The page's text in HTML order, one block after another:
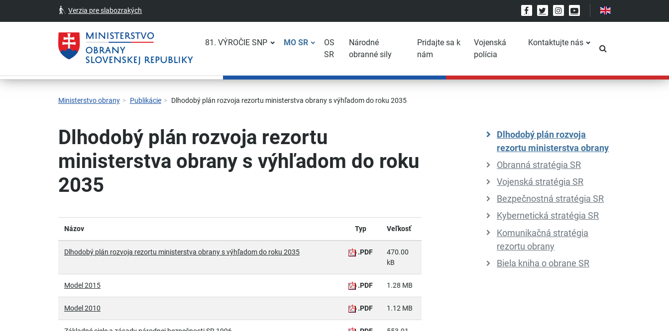
Skočiť na hlavnú navigáciu
Skočiť na obsah
Skočiť na bočný panel
Skočiť na pätičku
Kontakt
Prehlásenie o prístupnosti
Verzia pre slabozrakých FacebookTwitterInstagram
YouTube
81. VÝROČIE SNP MO SR
OS
SR
Národné
obranné sily
Pridajte sa k
nám
Vojenská
polícia
Kontaktujte nás
Ministerstvo obrany Publikácie Dlhodobý plán rozvoja rezortu ministerstva obrany s výhľadom do roku 2035
Dlhodobý plán rozvoja rezortu
ministerstva obrany s výhľadom do roku
2035
Názov Typ Veľkosť
Dlhodobý plán rozvoja rezortu ministerstva obrany s výhľadom do roku 2035 .PDF
470.00
kB
Model 2015 .PDF 1.28 MB
Model 2010 .PDF 1.12 MB
Dlhodobý plán rozvoja
rezortu ministerstva obrany
Obranná stratégia SR
Vojenská stratégia SR
Bezpečnostná stratégia SR
Kybernetická stratégia SR
Komunikačná stratégia
rezortu obrany
Biela kniha o obrane SR